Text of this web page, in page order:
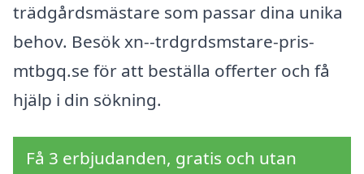
trädgårdsmästare som passar dina unika
behov. Besök xn--trdgrdsmstare-pris-
mtbgq.se för att beställa offerter och få
hjälp i din sökning.
Få 3 erbjudanden, gratis och utan